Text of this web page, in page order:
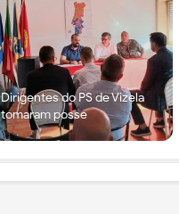
Dirigentes do PS de Vizela
tomaram posse